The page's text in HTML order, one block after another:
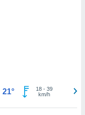
21° 18- 39
km/h